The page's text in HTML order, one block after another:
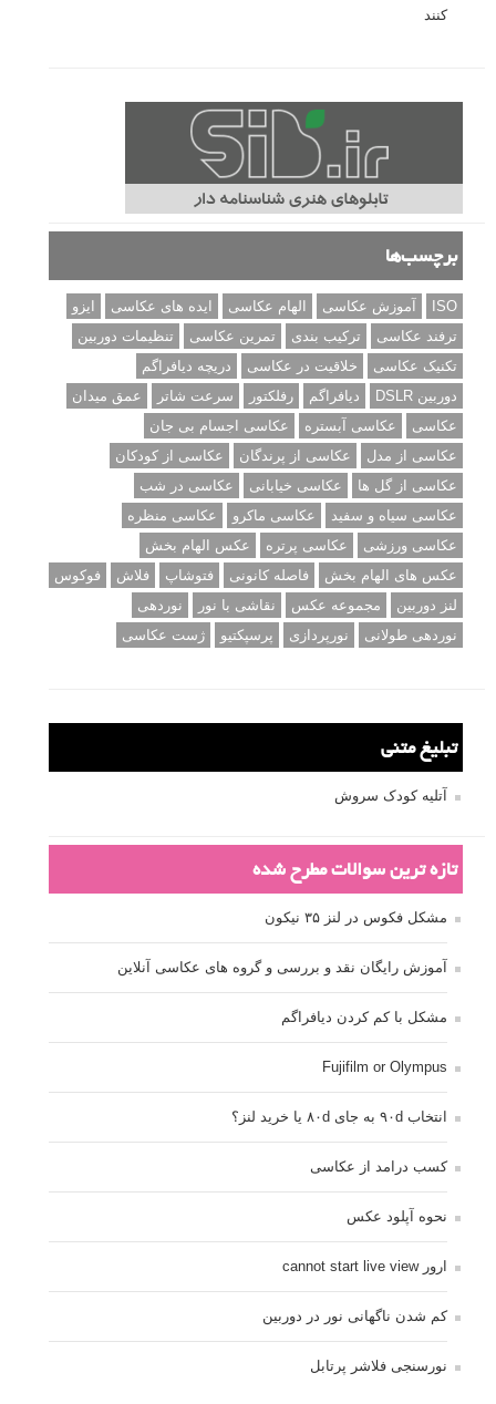
کنند
برچسب‌ها
ISO آموزش عکاسی الهام عکاسی ایده های عکاسی
ایزو
ترفند عکاسی
ترکیب بندی تمرین عکاسی
تنظیمات دوربین
تکنیک عکاسی
خلاقیت در عکاسی
دریچه دیافراگم
دوربین DSLR
دیافراگم رفلکتور سرعت شاتر
عمق میدان
عکاسی
عکاسی آبستره
عکاسی اجسام بی جان
عکاسی از مدل
عکاسی از پرندگان
عکاسی از کودکان
عکاسی از گل ها
عکاسی خیابانی
عکاسی در شب
عکاسی سیاه و سفید
عکاسی ماکرو
عکاسی منظره
عکاسی ورزشی
عکاسی پرتره
عکس الهام بخش
عکس های الهام بخش
فاصله کانونی فتوشاپ فلاش
فوکوس
لنز دوربین
مجموعه عکس نقاشی با نور
نوردهی
نوردهی طولانی
نورپردازی پرسپکتیو ژست عکاسی
تبلیغ متنی
آتلیه کودک سروش
تازه ترین سوالات مطرح شده
مشکل فکوس در لنز ۳۵ نیکون
آموزش رایگان نقد و بررسی و گروه های عکاسی آنلاین
مشکل با کم کردن دیافراگم
Fujifilm or Olympus
انتخاب ۹۰d به جای ۸۰d یا خرید لنز؟
کسب درامد از عکاسی
نحوه آپلود عکس
ارور cannot start live view
کم شدن ناگهانی نور در دوربین
نورسنجی فلاشر پرتابل